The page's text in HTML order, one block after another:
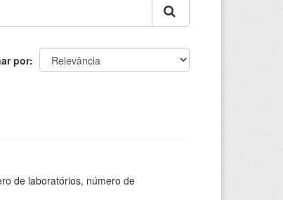
por
de laboratórios, número de